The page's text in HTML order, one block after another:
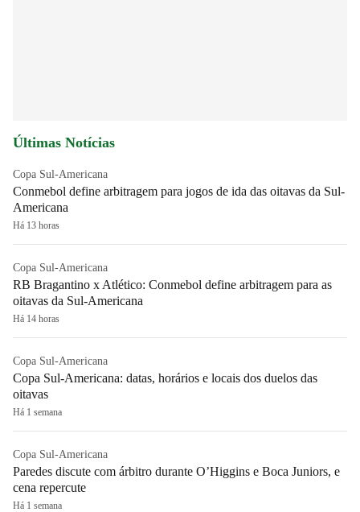
Últimas Notícias
Copa Sul-Americana
Conmebol define arbitragem para jogos de ida das oitavas da Sul-
Americana
Há 13 horas
Copa Sul-Americana
RB Bragantino x Atlético: Conmebol define arbitragem para as
oitavas da Sul-Americana
Há 14 horas
Copa Sul-Americana
Copa Sul-Americana: datas, horários e locais dos duelos das
oitavas
Há 1 semana
Copa Sul-Americana
Paredes discute com árbitro durante O’Higgins e Boca Juniors, e
cena repercute
Há 1 semana